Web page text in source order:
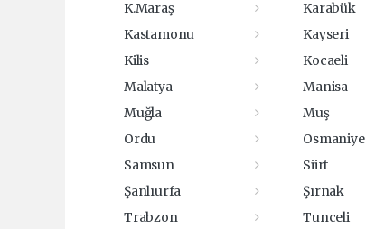
K.Maraş
Karabük
Kastamonu
Kayseri
Kilis
Kocaeli
Malatya
Manisa
Muğla
Muş
Ordu
Osmaniye
Samsun
Siirt
Şanlıurfa
Şırnak
Trabzon
Tunceli